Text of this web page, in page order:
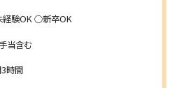
験OK ○新卒OK
当含む
時間